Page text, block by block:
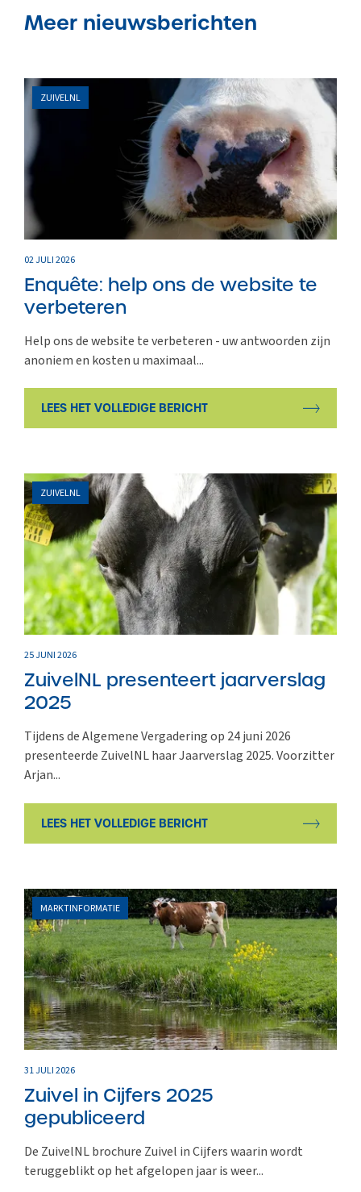
Meer nieuwsberichten
ZUIVELNL
02 JULI 2026
Enquête: help ons de website te
verbeteren
Help ons de website te verbeteren - uw antwoorden zijn
anoniem en kosten u maximaal...
LEES HET VOLLEDIGE BERICHT
ZUIVELNL
25 JUNI 2026
ZuivelNL presenteert jaarverslag
2025
Tijdens de Algemene Vergadering op 24 juni 2026
presenteerde ZuivelNL haar Jaarverslag 2025. Voorzitter
Arjan...
LEES HET VOLLEDIGE BERICHT
MARKTINFORMATIE
31 JULI 2026
Zuivel in Cijfers 2025
gepubliceerd
De ZuivelNL brochure Zuivel in Cijfers waarin wordt
teruggeblikt op het afgelopen jaar is weer...